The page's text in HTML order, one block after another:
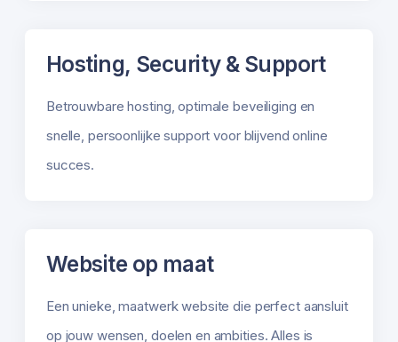
Hosting, Security & Support
Betrouwbare hosting, optimale beveiliging en
snelle, persoonlijke support voor blijvend online
succes.
Website op maat
Een unieke, maatwerk website die perfect aansluit
op jouw wensen, doelen en ambities. Alles is